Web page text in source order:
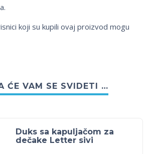
koji su kupili ovaj proizvod mogu
ĆE VAM SE SVIDETI …
Duks sa kapuljačom za
dečake Letter sivi